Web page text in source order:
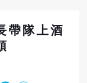
帶隊上酒